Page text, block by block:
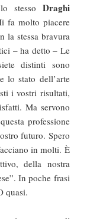
stesso Draghi
fa molto piacere
la stessa bravura
– ha detto – Le
distinti sono
lo stato dell’arte
i vostri risultati,
Ma servono
professione
futuro. Spero
in molti. È
della nostra
In poche frasi
quasi.